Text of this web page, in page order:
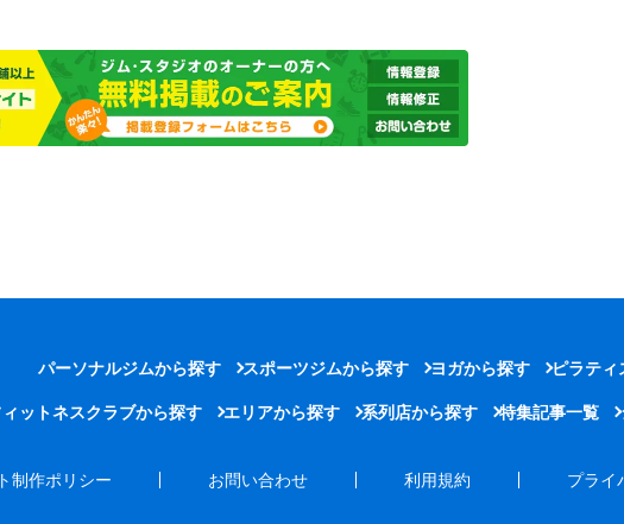
パーソナルジムから探す スポーツジムから探す ヨガから探す ピラティ
ィットネスクラブから探す エリアから探す 系列店から探す 特集記事一覧
制作ポリシー お問い合わせ 利用規約 プライ